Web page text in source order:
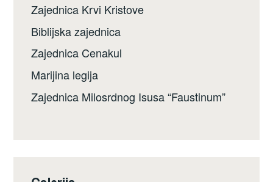
Zajednica Krvi Kristove
Biblijska zajednica
Zajednica Cenakul
Marijina legija
Zajednica Milosrdnog Isusa “Faustinum”